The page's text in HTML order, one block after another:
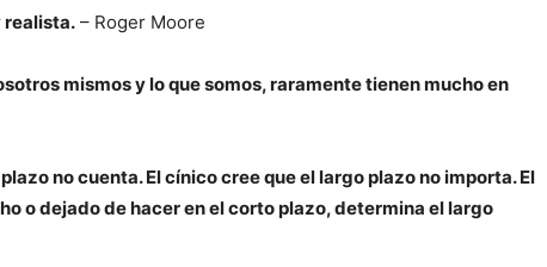
realista. – Roger Moore
mismos y lo que somos, raramente tienen mucho en
no cuenta. El cínico cree que el largo plazo no importa. El
o dejado de hacer en el corto plazo, determina el largo